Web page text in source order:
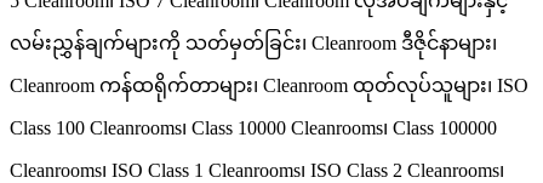
လမ်းညွှန်ချက်များကို သတ်မှတ်ခြင်း၊ Cleanroom ဒီဇိုင်နာများ၊
Cleanroom ကန်ထရိုက်တာများ၊ Cleanroom ထုတ်လုပ်သူများ၊ ISO
Class 100 Cleanrooms၊ Class 10000 Cleanrooms၊ Class 100000
Cleanrooms၊ ISO Class 1 Cleanrooms၊ ISO Class 2 Cleanrooms၊